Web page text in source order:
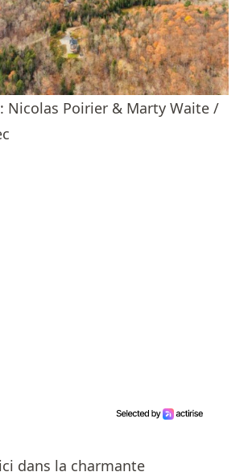
Nicolas Poirier & Marty Waite /
dans la charmante